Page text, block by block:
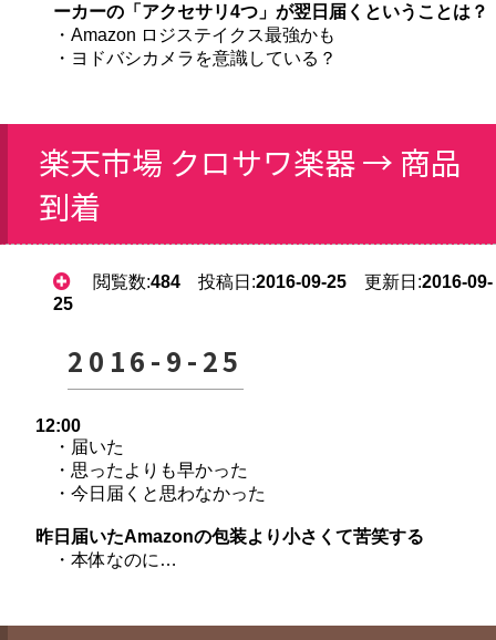
ーカーの「アクセサリ4つ」が翌日届くということは？
・Amazon ロジステイクス最強かも
・ヨドバシカメラを意識している？
楽天市場 クロサワ楽器 → 商品
到着
閲覧数:484 投稿日:2016-09-25 更新日:2016-09-
25
2016-9-25
12:00
・届いた
・思ったよりも早かった
・今日届くと思わなかった
昨日届いたAmazonの包装より小さくて苦笑する
・本体なのに…